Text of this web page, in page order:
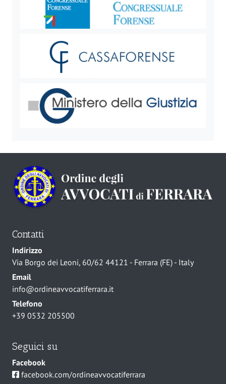
Contatti
Indirizzo
Via Borgo dei Leoni, 60/62 44121 - Ferrara (FE) - Italy
Email
info@ordineavvocatiferrara.it
Telefono
+39 0532 205500
Seguici su
Facebook
facebook.com/ordineavvocatiferrara